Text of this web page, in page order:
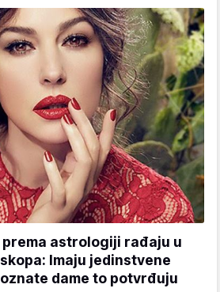
prema astrologiji rađaju u
Imaju jedinstvene
dame to potvrđuju